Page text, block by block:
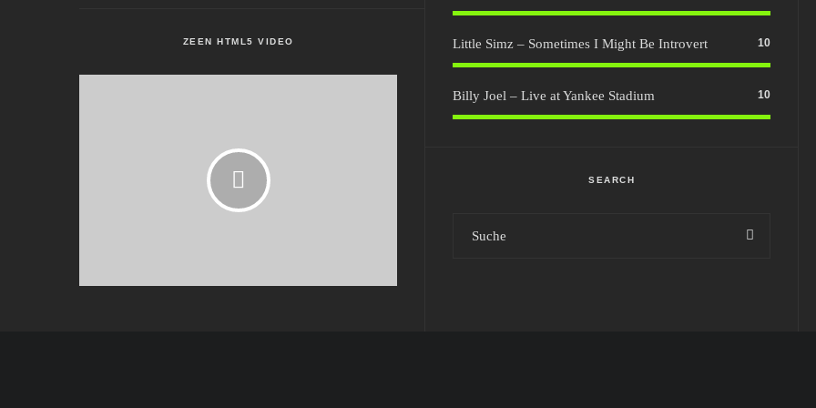
ZEEN HTML5 VIDEO Little Simz – Sometimes I Might Be Introvert 10
Billy Joel – Live at Yankee Stadium 10
SEARCH